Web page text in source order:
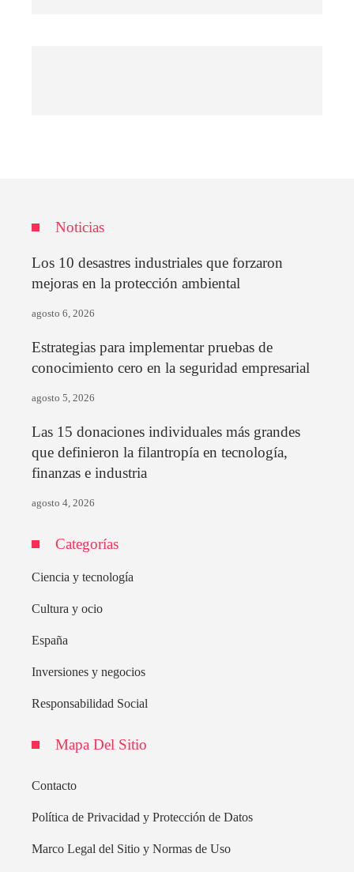
Noticias
Los 10 desastres industriales que forzaron
mejoras en la protección ambiental
agosto 6, 2026
Estrategias para implementar pruebas de
conocimiento cero en la seguridad empresarial
agosto 5, 2026
Las 15 donaciones individuales más grandes
que definieron la filantropía en tecnología,
finanzas e industria
agosto 4, 2026
Categorías
Ciencia y tecnología
Cultura y ocio
España
Inversiones y negocios
Responsabilidad Social
Mapa Del Sitio
Contacto
Política de Privacidad y Protección de Datos
Marco Legal del Sitio y Normas de Uso